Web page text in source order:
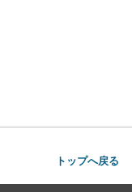
トップへ戻る